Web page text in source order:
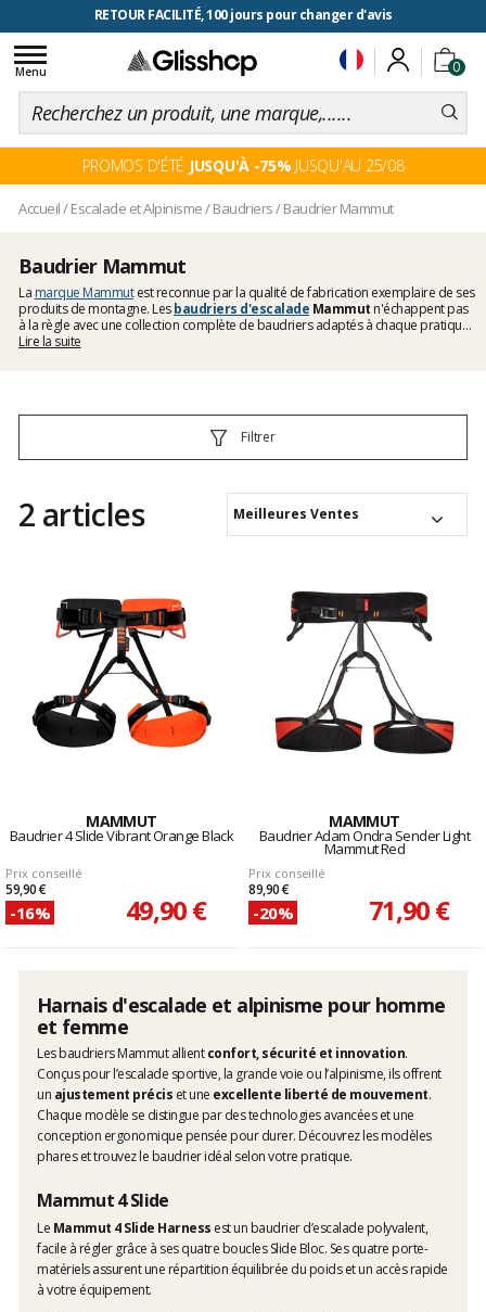
RETOUR FACILITÉ, 100 jours pour changer d'avis
0
Toggle
navigation
Menu
PROMOS D'ÉTÉ JUSQU'À -75% JUSQU'AU 25/08
Accueil/Escalade et Alpinisme/Baudriers/Baudrier Mammut
Baudrier Mammut
La marque Mammutest reconnue par la qualité de fabrication exemplaire de ses
produits de montagne. Lesbaudriers d'escalade Mammut n'échappent pas
à la règle avec une collection complète de baudriers adaptés à chaque pratique
de la montagne : escalade, alpinisme, ski de randonnée. Chaque baudrier
Lire la suite
Filtrer
2 articles Meilleures Ventes
MAMMUT
Baudrier 4 Slide Vibrant Orange Black
Prix conseillé
59,90 €
-16% 49,90 €
MAMMUT
Baudrier Adam Ondra Sender Light
Mammut Red
Prix conseillé
89,90 €
-20% 71,90 €
Harnais d'escalade et alpinisme pour homme
et femme
Les baudriers Mammut allientconfort, sécurité et innovation.
Conçus pour l’escalade sportive, la grande voie ou l’alpinisme, ils offrent
un ajustement précis et une excellente liberté de mouvement.
Chaque modèle se distingue par des technologies avancées et une
conception ergonomique pensée pour durer. Découvrez les modèles
phares et trouvez le baudrier idéal selon votre pratique.
Mammut 4 Slide
Le Mammut 4 Slide Harness est un baudrier d’escalade polyvalent,
facile à régler grâce à ses quatre boucles Slide Bloc. Ses quatre porte-
matériels assurent une répartition équilibrée du poids et un accès rapide
à votre équipement.